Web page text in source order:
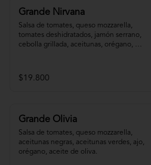
Grande Nirvana
Salsa de tomates, queso mozzarella,
tomates deshidratados, jamón serrano,
cebolla grillada, aceitunas, orégano,
$19.800
Grande Olivia
Salsa de tomates, queso mozzarella,
aceitunas negras, aceitunas verdes, ajo,
orégano, aceite de oliva.